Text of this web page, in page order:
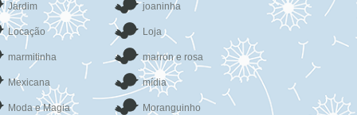
Jardim joaninha
Locação Loja
marmitinha marron e rosa
Mexicana mídia
Moda e Magia Moranguinho